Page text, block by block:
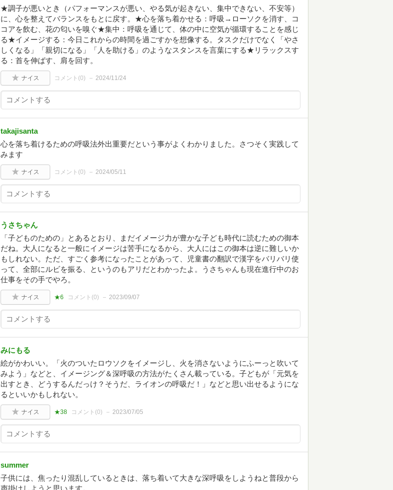
★調子が悪いとき（パフォーマンスが悪い、やる気が起きない、集中できない、不安等）
に、心を整えてバランスをもとに戻す。★心を落ち着かせる：呼吸→ローソクを消す、コ
コアを飲む、花の匂いを嗅ぐ★集中：呼吸を通じて、体の中に空気が循環することを感じ
る★イメージする：今日これからの時間を過ごすかを想像する。タスクだけでなく「やさ
しくなる」「親切になる」「人を助ける」のようなスタンスを言葉にする★リラックスす
る：首を伸ばす、肩を回す。
ナイス コメント(0) 2024/11/24
takajisanta
心を落ち着けるための呼吸法外出重要だという事がよくわかりました。さつそく実践して
みます
ナイス コメント(0) 2024/05/11
うさちゃん
「子どものための」とあるとおり、まだイメージ力が豊かな子ども時代に読むための御本
だね。大人になると一般にイメージは苦手になるから、大人にはこの御本は逆に難しいか
もしれない。ただ、すごく参考になったことがあって、児童書の翻訳で漢字をバリバリ使
って、全部にルビを振る、というのもアリだとわかったよ。うさちゃんも現在進行中のお
仕事をその手でやろ。
ナイス ★6 コメント(0) 2023/09/07
みにもる
絵がかわいい。「火のついたロウソクをイメージし、火を消さないようにふーっと吹いて
みよう」などと、イメージング＆深呼吸の方法がたくさん載っている。子どもが「元気を
出すとき、どうするんだっけ？そうだ、ライオンの呼吸だ！」などと思い出せるようにな
るといいかもしれない。
ナイス ★38 コメント(0) 2023/07/05
summer
子供には、焦ったり混乱しているときは、落ち着いて大きな深呼吸をしようねと普段から
声掛けしようと思います。